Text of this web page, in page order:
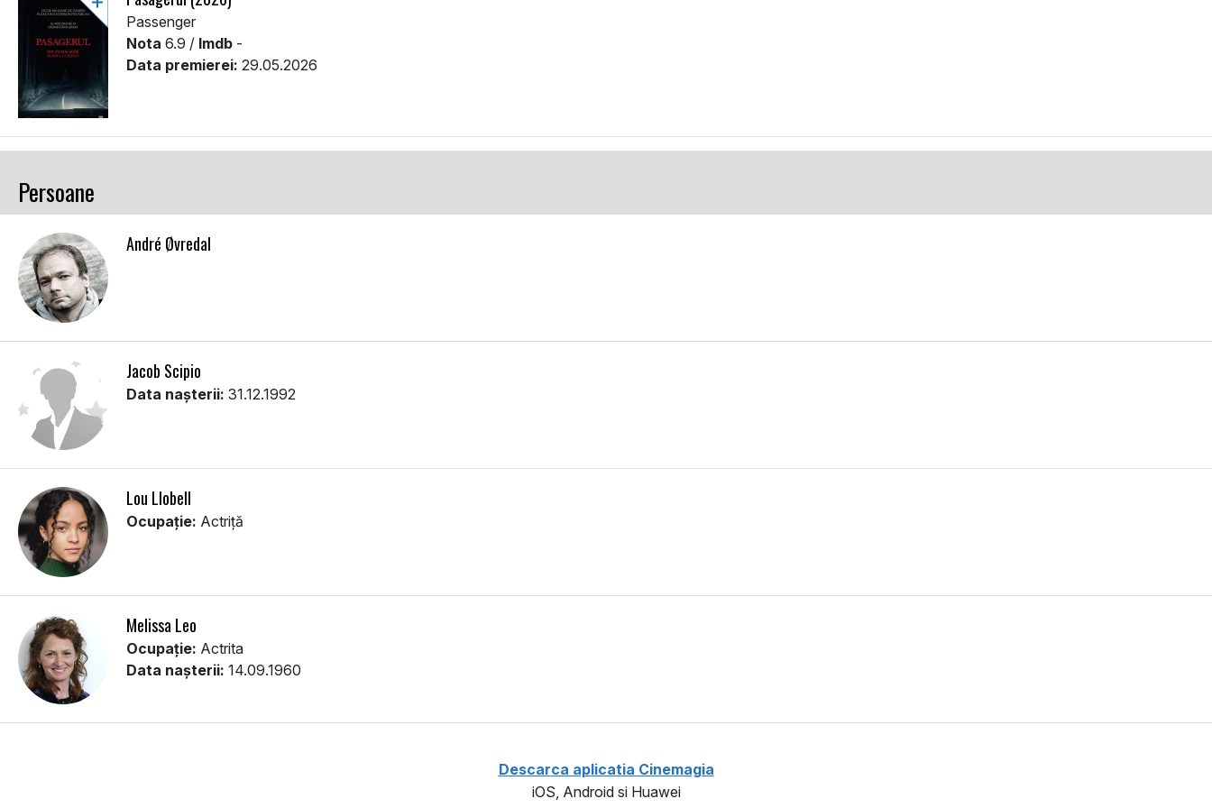
Passenger
Nota 6.9 / Imdb -
Data premierei: 29.05.2026
Persoane
André Øvredal
Jacob Scipio
Data nașterii: 31.12.1992
Lou Llobell
Ocupație: Actriță
Melissa Leo
Ocupație: Actrita
Data nașterii: 14.09.1960
Descarca aplicatia Cinemagia
iOS, Android si Huawei